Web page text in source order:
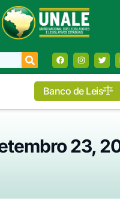
Banco de Leis
23,